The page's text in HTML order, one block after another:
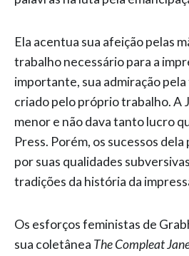
Ela acentua sua afeição pelas
trabalho necessário para a
importante, sua admiração
criado pelo próprio trabalho. A
menor e não dava tanto lucro
Press. Porém, os sucessos
por suas qualidades
tradições da história da
Os esforços feministas de
sua coletânea The Compleat